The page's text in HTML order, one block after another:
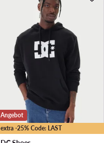
extra -25% Code: LAST
Angebot